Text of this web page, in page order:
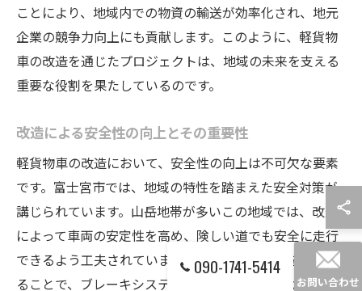
ことにより、地域内での物資の輸送が効率化され、地元
企業の競争力向上にも貢献します。このように、軽貨物
車の改造を通じたプロジェクトは、地域の未来を支える
重要な役割を果たしているのです。
改造による安全性の向上とその重要性
軽貨物車の改造において、安全性の向上は不可欠な要素
です。富士宮市では、地域の特性を踏まえた安全対策が
講じられています。山岳地帯が多いこの地域では、改造
によって車両の安定性を高め、険しい道でも安全に走行
できるよう工夫されています。また、最新技術を導入す
ることで、ブレーキシステムの改良や視界を補助する機
090-1741-5414
お問い合わせ